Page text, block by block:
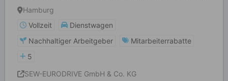
Hamburg
Vollzeit
Dienstwagen
Nachhaltiger Arbeitgeber
Mitarbeiterrabatte
5
SEW-EURODRIVE GmbH & Co. KG